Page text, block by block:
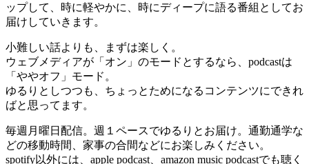
ップして、時に軽やかに、時にディープに語る番組としてお
届けしていきます。
小難しい話よりも、まずは楽しく。
ウェブメディアが「オン」のモードとするなら、podcastは
「ややオフ」モード。
ゆるりとしつつも、ちょっとためになるコンテンツにできれ
ばと思ってます。
毎週月曜日配信。週１ペースでゆるりとお届け。通勤通学な
どの移動時間、家事の合間などにお楽しみください。
spotify以外には、apple podcast、amazon music podcastでも聴く